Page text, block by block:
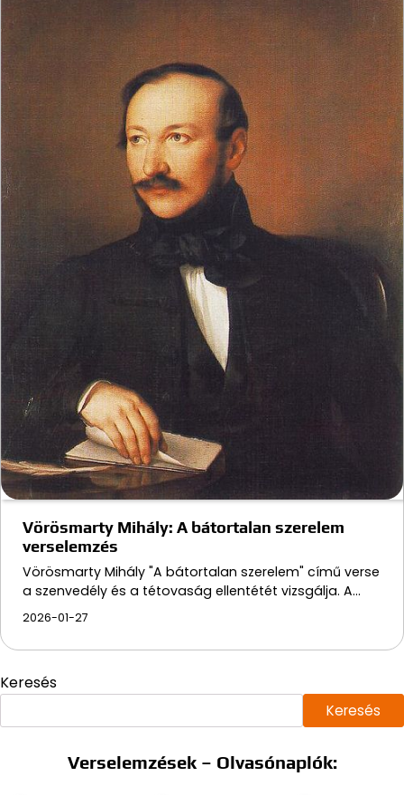
Vörösmarty Mihály: A bátortalan szerelem
verselemzés
Vörösmarty Mihály "A bátortalan szerelem" című verse
a szenvedély és a tétovaság ellentétét vizsgálja. A…
2026-01-27
Keresés
Keresés
Verselemzések – Olvasónaplók: